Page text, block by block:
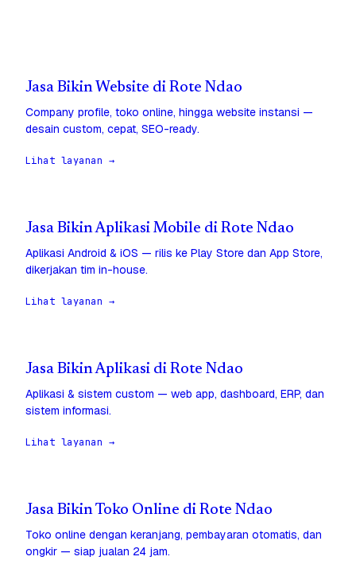
Jasa Bikin Website di Rote Ndao
Company profile, toko online, hingga website instansi —
desain custom, cepat, SEO-ready.
Lihat layanan →
Jasa Bikin Aplikasi Mobile di Rote Ndao
Aplikasi Android & iOS — rilis ke Play Store dan App Store,
dikerjakan tim in-house.
Lihat layanan →
Jasa Bikin Aplikasi di Rote Ndao
Aplikasi & sistem custom — web app, dashboard, ERP, dan
sistem informasi.
Lihat layanan →
Jasa Bikin Toko Online di Rote Ndao
Toko online dengan keranjang, pembayaran otomatis, dan
ongkir — siap jualan 24 jam.